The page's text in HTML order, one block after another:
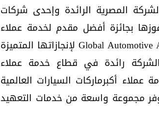
المصرية الرائدة وإحدى شركات
بجائزة أفضل مقدم لخدمة عملاء
قطاع السيارات من جلوبال أوتوموتيف Global Automotive Awards لإنجازاتها المتميزة
طوال عام 2020. وتعتبرالشركة رائدة في قطاع خدمة عملاء
أكبرماركات السيارات العالمية
مجموعة واسعة من خدمات التعهيد